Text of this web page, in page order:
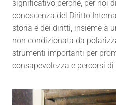
significativo perché, per noi
conoscenza del Diritto
storia e dei diritti, insieme a
non condizionata da
strumenti importanti per
consapevolezza e percorsi di